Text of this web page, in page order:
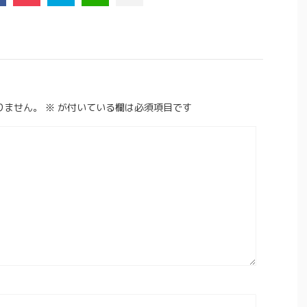
せん。 ※ が付いている欄は必須項目です